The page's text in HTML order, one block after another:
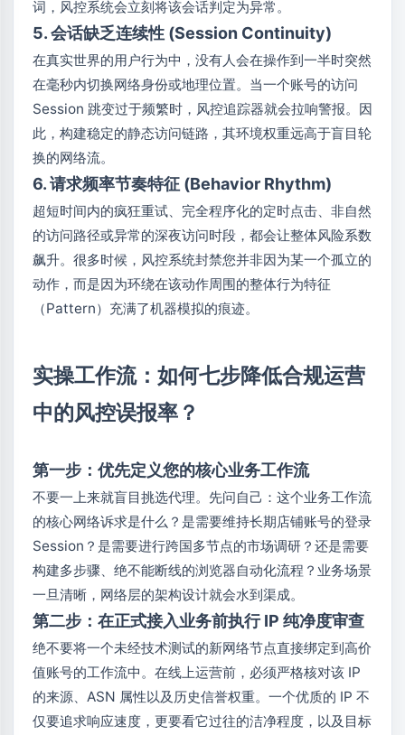
词，风控系统会立刻将该会话判定为异常。
5. 会话缺乏连续性 (Session Continuity)
在真实世界的用户行为中，没有人会在操作到一半时突然
在毫秒内切换网络身份或地理位置。当一个账号的访问
Session 跳变过于频繁时，风控追踪器就会拉响警报。因
此，构建稳定的静态访问链路，其环境权重远高于盲目轮
换的网络流。
6. 请求频率节奏特征 (Behavior Rhythm)
超短时间内的疯狂重试、完全程序化的定时点击、非自然
的访问路径或异常的深夜访问时段，都会让整体风险系数
飙升。很多时候，风控系统封禁您并非因为某一个孤立的
动作，而是因为环绕在该动作周围的整体行为特征
（Pattern）充满了机器模拟的痕迹。
实操工作流：如何七步降低合规运营
中的风控误报率？
第一步：优先定义您的核心业务工作流
不要一上来就盲目挑选代理。先问自己：这个业务工作流
的核心网络诉求是什么？是需要维持长期店铺账号的登录
Session？是需要进行跨国多节点的市场调研？还是需要
构建多步骤、绝不能断线的浏览器自动化流程？业务场景
一旦清晰，网络层的架构设计就会水到渠成。
第二步：在正式接入业务前执行 IP 纯净度审查
绝不要将一个未经技术测试的新网络节点直接绑定到高价
值账号的工作流中。在线上运营前，必须严格核对该 IP
的来源、ASN 属性以及历史信誉权重。一个优质的 IP 不
仅要追求响应速度，更要看它过往的洁净程度，以及目标